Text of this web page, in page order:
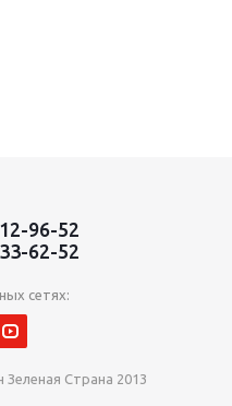
96-52
62-52
сетях:
Страна 2013